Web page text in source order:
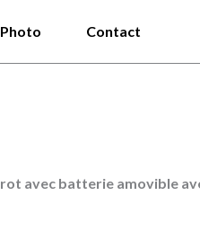
Contact
avec batterie amovible